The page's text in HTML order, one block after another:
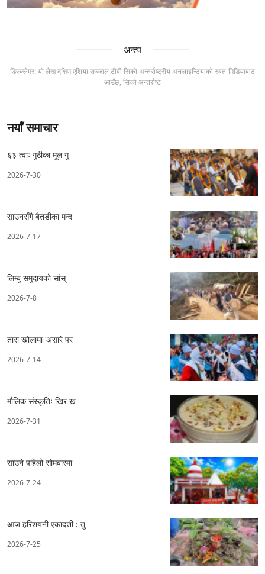
अन्त्य
डिस्क्लेमर: यो लेख दक्षिण एशिया सञ्जाल टीवी सिको अन्तर्राष्ट्रीय अनलाइन्टियाको स्वत-मिडियाबाट
आउँछ, सिको अन्तर्राष्ट्
नयाँ समाचार
६३ त्वाः गुठीका मूल गु
2026-7-30
साउनसँगै बैतडीका मन्द
2026-7-17
लिम्बु समुदायको सांस्
2026-7-8
तारा खोलामा ‘असारे पर
2026-7-14
मौलिक संस्कृतिः खिर ख
2026-7-31
साउने पहिलो सोमबारमा
2026-7-24
आज हरिशयनी एकादशी : तु
2026-7-25